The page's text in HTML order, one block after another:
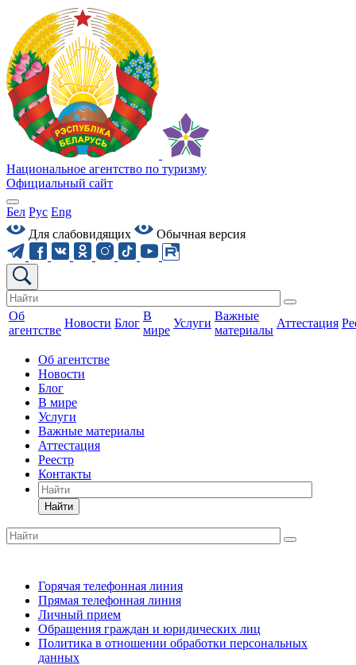
Национальное агентство по туризму
Официальный сайт
Бел Рус Eng
Для слабовидящих
Обычная версия
Об
агентстве
Новости Блог
В
мире
Услуги
Важные
материалы
Аттестация
Об агентстве
Новости
Блог
В мире
Услуги
Важные материалы
Аттестация
Реестр
Контакты
Найти
Горячая телефонная линия
Прямая телефонная линия
Личный прием
Обращения граждан и юридических лиц
Политика в отношении обработки персональных
данных